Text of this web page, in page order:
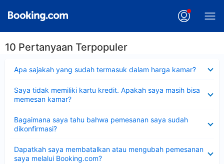
10 Pertanyaan Terpopuler
Apa sajakah yang sudah termasuk dalam harga kamar?
Saya tidak memiliki kartu kredit. Apakah saya masih bisa
memesan kamar?
Bagaimana saya tahu bahwa pemesanan saya sudah
dikonfirmasi?
Dapatkah saya membatalkan atau mengubah pemesanan
saya melalui Booking.com?